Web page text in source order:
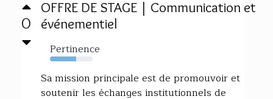
0
OFFRE DE STAGE | Communication et
événementiel
Pertinence
61%
Sa mission principale est de promouvoir et
soutenir les échanges institutionnels de